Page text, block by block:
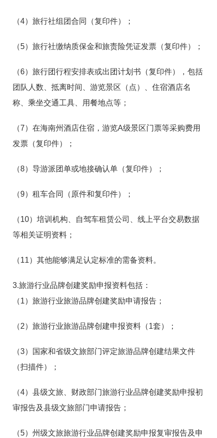
（4）旅行社组团合同（复印件）；
（5）旅行社缴纳质保金和旅责险凭证发票（复印件）；
（6）旅行团行程安排表或出团计划书（复印件），包括
团队人数、抵离时间、游览景区（点）、住宿酒店名
称、乘坐交通工具、用餐地点等；
（7）在海南州酒店住宿，游览A级景区门票等采购费用
发票（复印件）；
（8）导游派团单或地接确认单（复印件）；
（9）租车合同（原件和复印件）；
（10）培训机构、自驾车租赁公司、线上平台交易数据
等相关证明资料；
（11）其他能够满足认定标准的需备资料。
3.旅游行业品牌创建奖励申报资料包括：
（1）旅游行业旅游品牌创建奖励申请报告；
（2）旅游行业旅游品牌创建申报资料（1套）；
（3）国家和省级文旅部门评定旅游品牌创建结果文件
（扫描件）；
（4）县级文旅、财政部门旅游行业品牌创建奖励申报初
审报告及县级文旅部门申请报告；
（5）州级文旅旅游行业品牌创建奖励申报复审报告及申